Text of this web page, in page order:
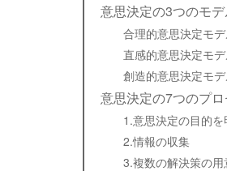
意思決定の3つのモ
合理的意思決定モ
直感的意思決定モ
創造的意思決定モ
意思決定の7つのプロ
1.意思決定の目的を
2.情報の収集
3.複数の解決策の用